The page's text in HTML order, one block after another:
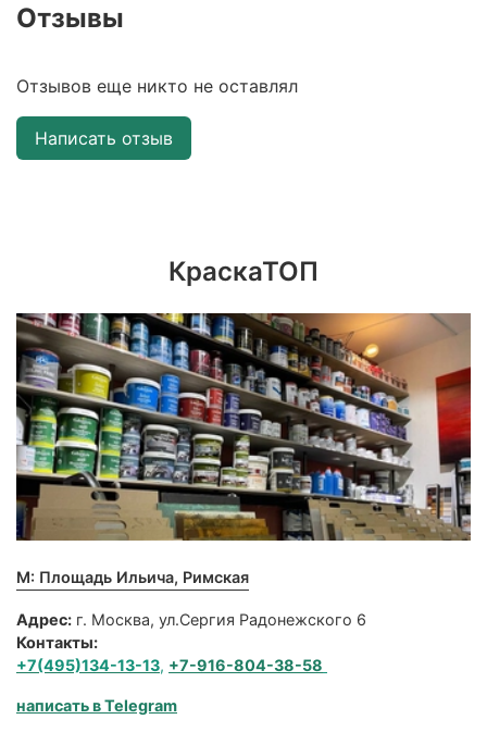
Отзывы
Отзывов еще никто не оставлял
Написать отзыв
КраскаТОП
М: Площадь Ильича, Римская
Адрес: г. Москва, ул.Сергия Радонежского 6
Контакты:
+7(495)134-13-13, +7-916-804-38-58
написать в Telegram